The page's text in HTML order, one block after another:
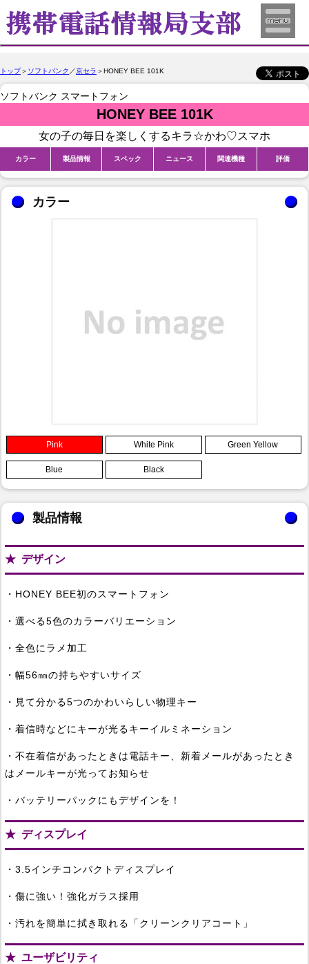
トップ＞ ソフトバンク ／京セラ ＞HONEY BEE 101K
ソフトバンク スマートフォン
HONEY BEE 101K
女の子の毎日を楽しくするキラ☆かわ♡スマホ
カラー 製品情報 スペック ニュース 関連機種 評価
カラー
Pink White Pink Green Yellow
Blue Black
製品情報
デザイン
・HONEY BEE初のスマートフォン
・選べる5色のカラーバリエーション
・全色にラメ加工
・幅56㎜の持ちやすいサイズ
・見て分かる5つのかわいらしい物理キー
・着信時などにキーが光るキーイルミネーション
・不在着信があったときは電話キー、新着メールがあったとき
はメールキーが光ってお知らせ
・バッテリーパックにもデザインを！
ディスプレイ
・3.5インチコンパクトディスプレイ
・傷に強い！強化ガラス採用
・汚れを簡単に拭き取れる「クリーンクリアコート」
ユーザビリティ